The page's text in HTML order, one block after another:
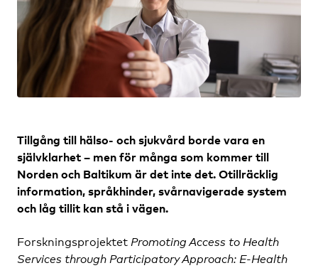
Tillgång till hälso- och sjukvård borde vara en
självklarhet – men för många som kommer till
Norden och Baltikum är det inte det. Otillräcklig
information, språkhinder, svårnavigerade system
och låg tillit kan stå i vägen.
Forskningsprojektet Promoting Access to Health
Services through Participatory Approach: E-Health